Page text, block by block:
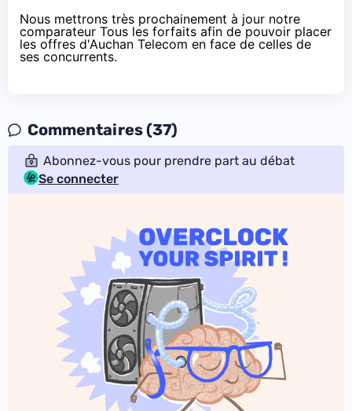
Nous mettrons très prochainement à jour notre
comparateur Tous les forfaits afin de pouvoir placer
les offres d'Auchan Telecom en face de celles de
ses concurrents.
Commentaires (37)
Abonnez-vous pour prendre part au débat
Se connecter